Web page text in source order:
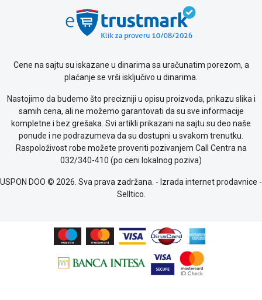
Cene na sajtu su iskazane u dinarima sa uračunatim porezom, a
plaćanje se vrši isključivo u dinarima.
Nastojimo da budemo što precizniji u opisu proizvoda, prikazu slika i
samih cena, ali ne možemo garantovati da su sve informacije
kompletne i bez grešaka. Svi artikli prikazani na sajtu su deo naše
ponude i ne podrazumeva da su dostupni u svakom trenutku.
Raspoloživost robe možete proveriti pozivanjem Call Centra na
032/340-410 (po ceni lokalnog poziva)
USPON DOO © 2026. Sva prava zadržana. - Izrada internet prodavnice -
Selltico.